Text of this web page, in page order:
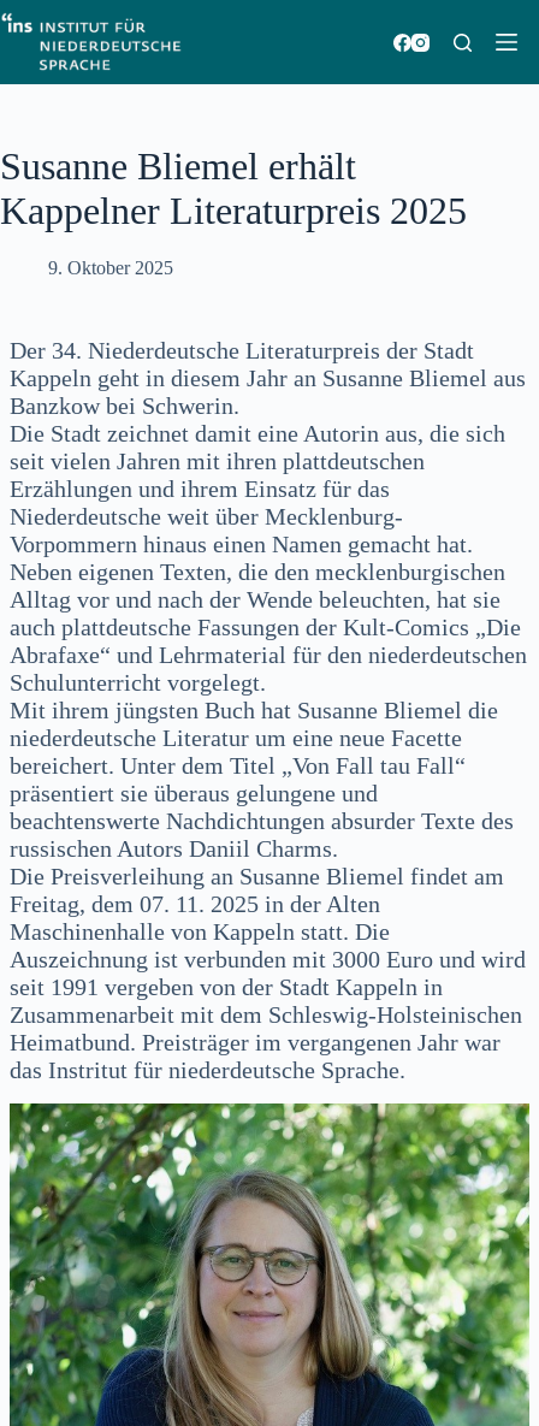
Zum
Inhalt
springen
Susanne Bliemel erhält
Kappelner Literaturpreis 2025
9. Oktober 2025
Der 34. Niederdeutsche Literaturpreis der Stadt
Kappeln geht in diesem Jahr an Susanne Bliemel aus
Banzkow bei Schwerin.
Die Stadt zeichnet damit eine Autorin aus, die sich
seit vielen Jahren mit ihren plattdeutschen
Erzählungen und ihrem Einsatz für das
Niederdeutsche weit über Mecklenburg-
Vorpommern hinaus einen Namen gemacht hat.
Neben eigenen Texten, die den mecklenburgischen
Alltag vor und nach der Wende beleuchten, hat sie
auch plattdeutsche Fassungen der Kult-Comics „Die
Abrafaxe“ und Lehrmaterial für den niederdeutschen
Schulunterricht vorgelegt.
Mit ihrem jüngsten Buch hat Susanne Bliemel die
niederdeutsche Literatur um eine neue Facette
bereichert. Unter dem Titel „Von Fall tau Fall“
präsentiert sie überaus gelungene und
beachtenswerte Nachdichtungen absurder Texte des
russischen Autors Daniil Charms.
Die Preisverleihung an Susanne Bliemel findet am
Freitag, dem 07. 11. 2025 in der Alten
Maschinenhalle von Kappeln statt. Die
Auszeichnung ist verbunden mit 3000 Euro und wird
seit 1991 vergeben von der Stadt Kappeln in
Zusammenarbeit mit dem Schleswig-Holsteinischen
Heimatbund. Preisträger im vergangenen Jahr war
das Instritut für niederdeutsche Sprache.